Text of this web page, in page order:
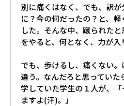
別に痛くはなく、でも、訳
に？今の何だったの？と、
した。そんな中、蹴られた
をやると、何となく、力が入
でも、歩けるし、痛くない
違う。なんだろと思ってい
学していた学生の１人が、
ますよ(汗)。」